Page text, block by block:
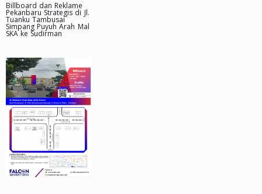
Billboard dan Reklame
Pekanbaru Strategis di Jl.
Tuanku Tambusai
Simpang Puyuh Arah Mal
SKA ke Sudirman